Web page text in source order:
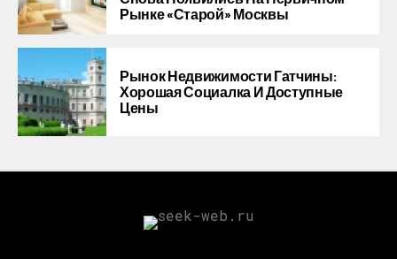
Рынке «старой» Москвы
Рынок Недвижимости Гатчины:
Хорошая Социалка И Доступные
Цены